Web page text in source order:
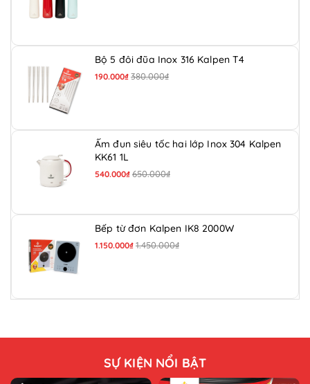
Bộ 5 đôi đũa Inox 316 Kalpen T4
190.000₫ 380.000₫
Ấm đun siêu tốc hai lớp Inox 304 Kalpen
KK61 1L
540.000₫ 650.000₫
Bếp từ đơn Kalpen IK8 2000W
1.150.000₫ 1.450.000₫
SỰ KIỆN NỔI BẬT